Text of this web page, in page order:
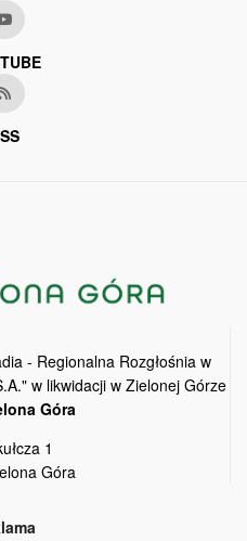
- Regionalna Rozgłośnia w
w likwidacji w Zielonej Górze
Góra
1
Góra